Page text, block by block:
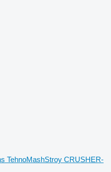
TehnoMashStroy CRUSHER-